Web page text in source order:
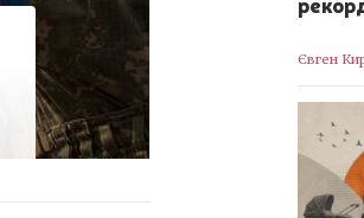
Євген